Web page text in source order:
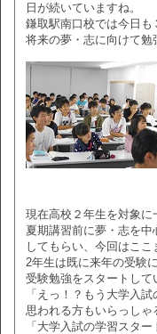
日が続いていますね。
鎌取駅南口校では今日
将来の夢・志に向けて勉
現在高校２年生を対象に
夏期講習前に夢・志を
してもらい、今回はここ
2年生は既に来年の受験
受験勉強をスタートして
「えっ！？もう大学入
思われる方もいらっしゃ
「大学入試の学習スタ